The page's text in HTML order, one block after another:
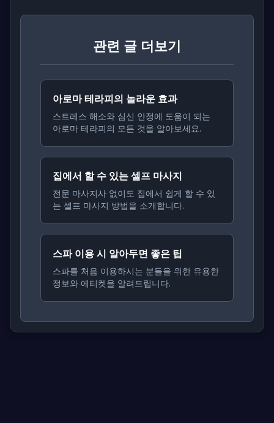
관련 글 더보기
아로마 테라피의 놀라운 효과
스트레스 해소와 심신 안정에 도움이 되는
아로마 테라피의 모든 것을 알아보세요.
집에서 할 수 있는 셀프 마사지
전문 마사지사 없이도 집에서 쉽게 할 수 있
는 셀프 마사지 방법을 소개합니다.
스파 이용 시 알아두면 좋은 팁
스파를 처음 이용하시는 분들을 위한 유용한
정보와 에티켓을 알려드립니다.